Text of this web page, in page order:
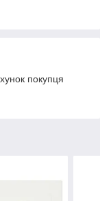
покупця